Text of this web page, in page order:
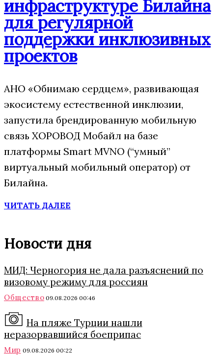
инфраструктуре Билайна
для регулярной
поддержки инклюзивных
проектов
АНО «Обнимаю сердцем», развивающая
экосистему естественной инклюзии,
запустила брендированную мобильную
связь ХОРОВОД Мобайл на базе
платформы Smart MVNO (“умный”
виртуальный мобильный оператор) от
Билайна.
ЧИТАТЬ ДАЛЕЕ
Новости дня
МИД: Черногория не дала разъяснений по
визовому режиму для россиян
Общество 09.08.2026 00:46
На пляже Турции нашли
неразорвавшийся боеприпас
Мир 09.08.2026 00:22